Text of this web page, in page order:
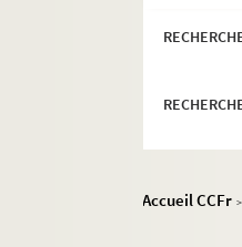
Accueil CCFr >
8-MS-
Moyen